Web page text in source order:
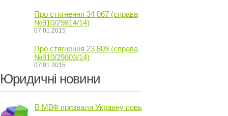
Про стягнення 34 067 (справа
№910/29814/14)
07.01.2015
Про стягнення 23 809 (справа
№910/29803/14)
07.01.2015
Юридичні новини
В МВФ призвали Украину повысить ...